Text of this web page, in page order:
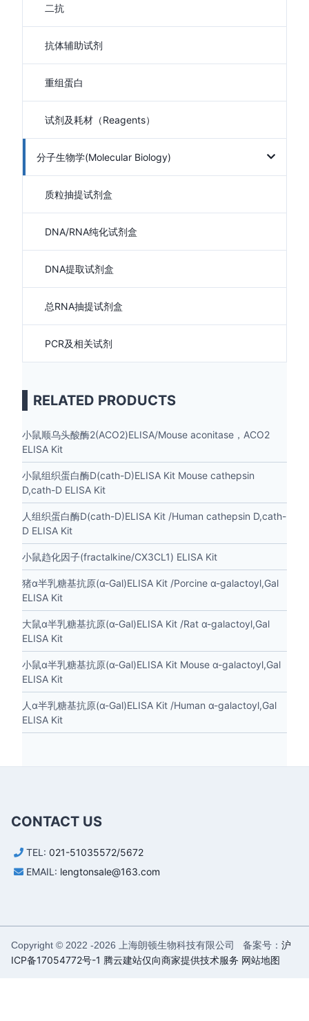
二抗
抗体辅助试剂
重组蛋白
试剂及耗材（Reagents）
分子生物学(Molecular Biology)
质粒抽提试剂盒
DNA/RNA纯化试剂盒
DNA提取试剂盒
总RNA抽提试剂盒
PCR及相关试剂
RELATED PRODUCTS
小鼠顺乌头酸酶2(ACO2)ELISA/Mouse aconitase，ACO2
ELISA Kit
小鼠组织蛋白酶D(cath-D)ELISA Kit Mouse cathepsin
D,cath-D ELISA Kit
人组织蛋白酶D(cath-D)ELISA Kit /Human cathepsin D,cath-
D ELISA Kit
小鼠趋化因子(fractalkine/CX3CL1) ELISA Kit
猪α半乳糖基抗原(α-Gal)ELISA Kit /Porcine α-galactoyl,Gal
ELISA Kit
大鼠α半乳糖基抗原(α-Gal)ELISA Kit /Rat α-galactoyl,Gal
ELISA Kit
小鼠α半乳糖基抗原(α-Gal)ELISA Kit Mouse α-galactoyl,Gal
ELISA Kit
人α半乳糖基抗原(α-Gal)ELISA Kit /Human α-galactoyl,Gal
ELISA Kit
CONTACT US
TEL: 021-51035572/5672
EMAIL: lengtonsale@163.com
Copyright © 2022 -2026 上海朗顿生物科技有限公司 备案号： 沪
ICP备17054772号-1 腾云建站仅向商家提供技术服务 网站地图